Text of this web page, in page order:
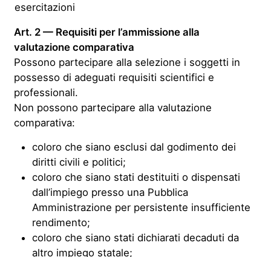
esercitazioni
Art. 2 — Requisiti per l’ammissione alla
valutazione comparativa
Possono partecipare alla selezione i soggetti in
possesso di adeguati requisiti scientifici e
professionali.
Non possono partecipare alla valutazione
comparativa:
coloro che siano esclusi dal godimento dei
diritti civili e politici;
coloro che siano stati destituiti o dispensati
dall’impiego presso una Pubblica
Amministrazione per persistente insufficiente
rendimento;
coloro che siano stati dichiarati decaduti da
altro impiego statale;